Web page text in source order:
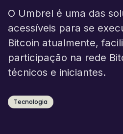
O Umbrel é uma das
acessíveis para se
Bitcoin atualmente,
participação na rede
técnicos e iniciantes.
Tecnologia